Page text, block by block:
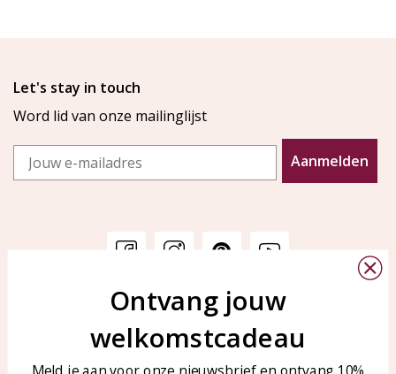
Let's stay in touch
Word lid van onze mailinglijst
Email
Aanmelden
Veelgestelde vragen
Sieraden onderhouden
KAYA Sieraden
Bellen of WhatsApp Ma-Vr
tussen 09:00-17:00
Ontvang jouw
welkomstcadeau
Meld je aan voor onze nieuwsbrief en ontvang 10%